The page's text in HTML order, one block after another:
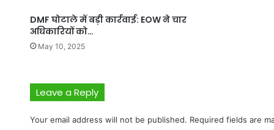
DMF घोटाले में बड़ी कार्रवाई: EOW ने चार
अधिकारियों को…
May 10, 2025
Leave a Reply
Your email address will not be published. Required fields are